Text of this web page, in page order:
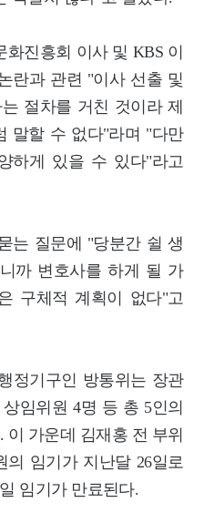
진흥회 이사 및 KBS 이
란과 관련 "이사 선출 및
절차를 거친 것이라 제
말할 수 없다"라며 "다만
하게 있을 수 있다"라고
는 질문에 "당분간 쉴 생
까 변호사를 하게 될 가
구체적 계획이 없다"고
정기구인 방통위는 장관
임위원 4명 등 총 5인의
가운데 김재홍 전 부위
임기가 지난달 26일로
임기가 만료된다.